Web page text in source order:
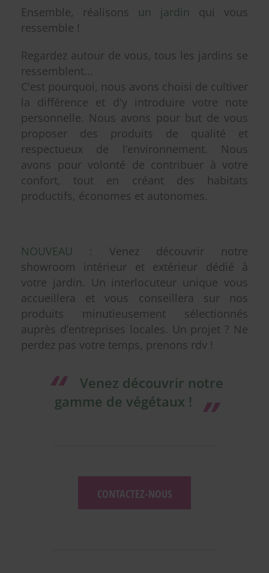
Ensemble, réalisons un jardin qui vous
ressemble !
Regardez autour de vous, tous les jardins se
ressemblent...
C'est pourquoi, nous avons choisi de cultiver
la différence et d'y introduire votre note
personnelle. Nous avons pour but de vous
proposer des produits de qualité et
respectueux de l’environnement. Nous
avons pour volonté de contribuer à votre
confort, tout en créant des habitats
productifs, économes et autonomes.
NOUVEAU : Venez découvrir notre
showroom intérieur et extérieur dédié à
votre jardin. Un interlocuteur unique vous
accueillera et vous conseillera sur nos
produits minutieusement sélectionnés
auprès d’entreprises locales. Un projet ? Ne
perdez pas votre temps, prenons rdv !
Venez découvrir notre
gamme de végétaux !
CONTACTEZ-NOUS